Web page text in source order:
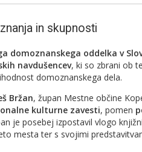
in skupnosti
domoznanskega oddelka v
navdušencev, ki so zbrani ob
domoznanskega dela.
Bržan, župan Mestne občine
kulturne zavesti, pomen
je posebej izpostavil vlogo
mesta ter s svojimi